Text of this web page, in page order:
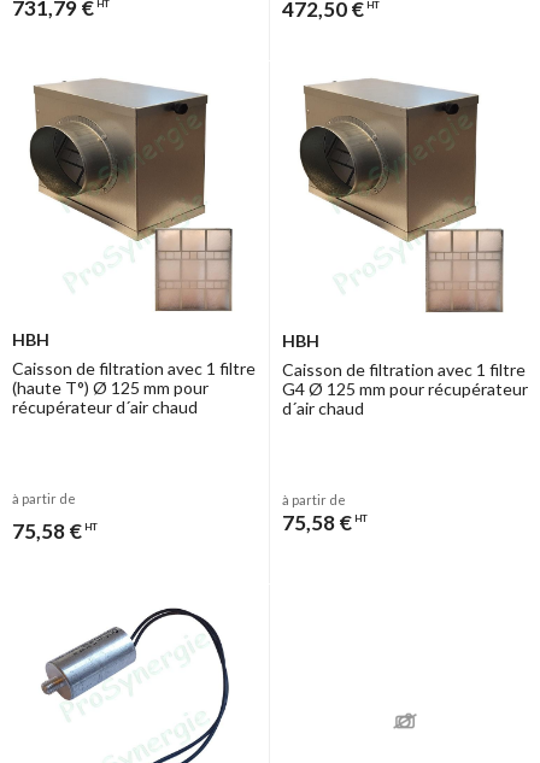
731,79 € HT 472,50 € HT
HBH
Caisson de filtration avec 1 filtre
(haute T°) Ø 125 mm pour
récupérateur d´air chaud
à partir de
75,58 € HT
HBH
Caisson de filtration avec 1 filtre
G4 Ø 125 mm pour récupérateur
d´air chaud
à partir de
75,58 € HT